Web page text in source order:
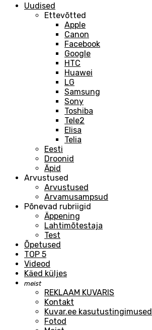
Uudised
Ettevõtted
Apple
Canon
Facebook
Google
HTC
Huawei
LG
Samsung
Sony
Toshiba
Tele2
Elisa
Telia
Eesti
Droonid
Äpid
Arvustused
Arvustused
Arvamusampsud
Põnevad rubriigid
Äppening
Lahtimõtestaja
Test
Õpetused
TOP 5
Videod
Käed küljes
meist
REKLAAM KUVARIS
Kontakt
Kuvar.ee kasutustingimused
Fotod